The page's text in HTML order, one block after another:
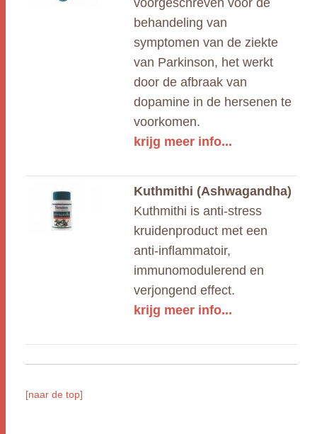
voorgeschreven voor de
behandeling van
symptomen van de ziekte
van Parkinson, het werkt
door de afbraak van
dopamine in de hersenen te
voorkomen.
krijg meer info...
Kuthmithi (Ashwagandha)
Kuthmithi is anti-stress
kruidenproduct met een
anti-inflammatoir,
immunomodulerend en
verjongend effect.
krijg meer info...
[naar de top]